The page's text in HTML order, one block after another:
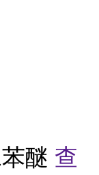
醚 查